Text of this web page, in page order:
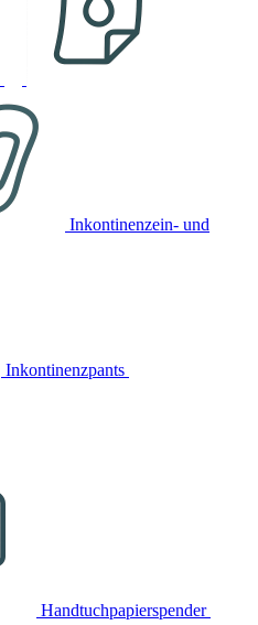
Inkontinenzein- und
Inkontinenzpants
Handtuchpapierspender